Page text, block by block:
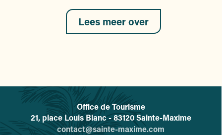
Lees meer over
L'office de tourisme de Sainte-
Office de Tourisme
21, place Louis Blanc - 83120 Sainte-Maxime
contact@sainte-maxime.com